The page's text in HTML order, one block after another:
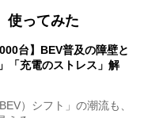
使ってみた
台】BEV普及の障壁と
「充電のストレス」解
）シフト」の潮流も、